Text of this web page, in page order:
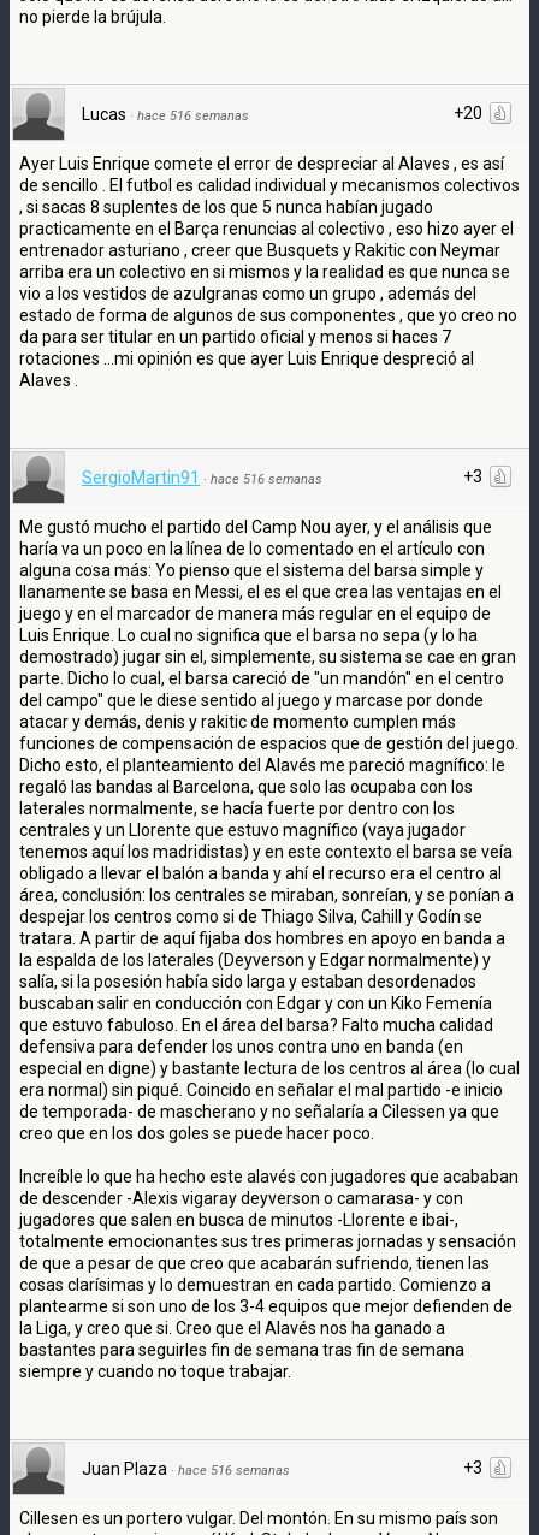
no pierde la brújula.
+20
Lucas · hace 516 semanas
Ayer Luis Enrique comete el error de despreciar al Alaves , es así
de sencillo . El futbol es calidad individual y mecanismos colectivos
, si sacas 8 suplentes de los que 5 nunca habían jugado
practicamente en el Barça renuncias al colectivo , eso hizo ayer el
entrenador asturiano , creer que Busquets y Rakitic con Neymar
arriba era un colectivo en si mismos y la realidad es que nunca se
vio a los vestidos de azulgranas como un grupo , además del
estado de forma de algunos de sus componentes , que yo creo no
da para ser titular en un partido oficial y menos si haces 7
rotaciones ...mi opinión es que ayer Luis Enrique despreció al
Alaves .
+3
SergioMartin91 · hace 516 semanas
Me gustó mucho el partido del Camp Nou ayer, y el análisis que
haría va un poco en la línea de lo comentado en el artículo con
alguna cosa más: Yo pienso que el sistema del barsa simple y
llanamente se basa en Messi, el es el que crea las ventajas en el
juego y en el marcador de manera más regular en el equipo de
Luis Enrique. Lo cual no significa que el barsa no sepa (y lo ha
demostrado) jugar sin el, simplemente, su sistema se cae en gran
parte. Dicho lo cual, el barsa careció de "un mandón" en el centro
del campo" que le diese sentido al juego y marcase por donde
atacar y demás, denis y rakitic de momento cumplen más
funciones de compensación de espacios que de gestión del juego.
Dicho esto, el planteamiento del Alavés me pareció magnífico: le
regaló las bandas al Barcelona, que solo las ocupaba con los
laterales normalmente, se hacía fuerte por dentro con los
centrales y un Llorente que estuvo magnífico (vaya jugador
tenemos aquí los madridistas) y en este contexto el barsa se veía
obligado a llevar el balón a banda y ahí el recurso era el centro al
área, conclusión: los centrales se miraban, sonreían, y se ponían a
despejar los centros como si de Thiago Silva, Cahill y Godín se
tratara. A partir de aquí fijaba dos hombres en apoyo en banda a
la espalda de los laterales (Deyverson y Edgar normalmente) y
salía, si la posesión había sido larga y estaban desordenados
buscaban salir en conducción con Edgar y con un Kiko Femenía
que estuvo fabuloso. En el área del barsa? Falto mucha calidad
defensiva para defender los unos contra uno en banda (en
especial en digne) y bastante lectura de los centros al área (lo cual
era normal) sin piqué. Coincido en señalar el mal partido -e inicio
de temporada- de mascherano y no señalaría a Cilessen ya que
creo que en los dos goles se puede hacer poco.
Increíble lo que ha hecho este alavés con jugadores que acababan
de descender -Alexis vigaray deyverson o camarasa- y con
jugadores que salen en busca de minutos -Llorente e ibai-,
totalmente emocionantes sus tres primeras jornadas y sensación
de que a pesar de que creo que acabarán sufriendo, tienen las
cosas clarísimas y lo demuestran en cada partido. Comienzo a
plantearme si son uno de los 3-4 equipos que mejor defienden de
la Liga, y creo que si. Creo que el Alavés nos ha ganado a
bastantes para seguirles fin de semana tras fin de semana
siempre y cuando no toque trabajar.
+3
Juan Plaza · hace 516 semanas
Cillesen es un portero vulgar. Del montón. En su mismo país son